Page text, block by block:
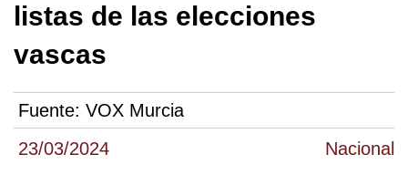
23/03/2024 Nacional
listas de las elecciones
vascas
Fuente: VOX Murcia